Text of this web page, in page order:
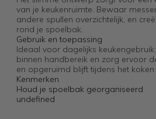
van je keukenruimte. Bewaar
andere spullen overzichtelijk, en
rond je spoelbak.
Gebruik en toepassing
Ideaal voor dagelijks
binnen handbereik en zorg ervoor
en opgeruimd blijft tijdens het
Kenmerken
Houd je spoelbak georganiseerd
undefined